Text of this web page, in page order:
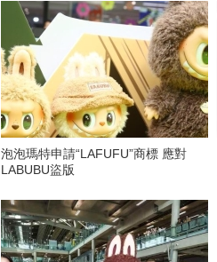
泡泡瑪特申請“LAFUFU”商標 應對
LABUBU盜版